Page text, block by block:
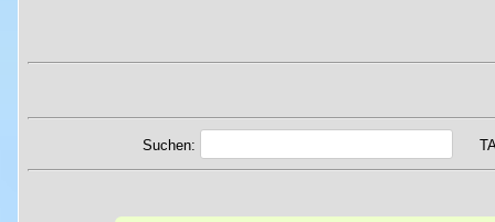
Suchen: